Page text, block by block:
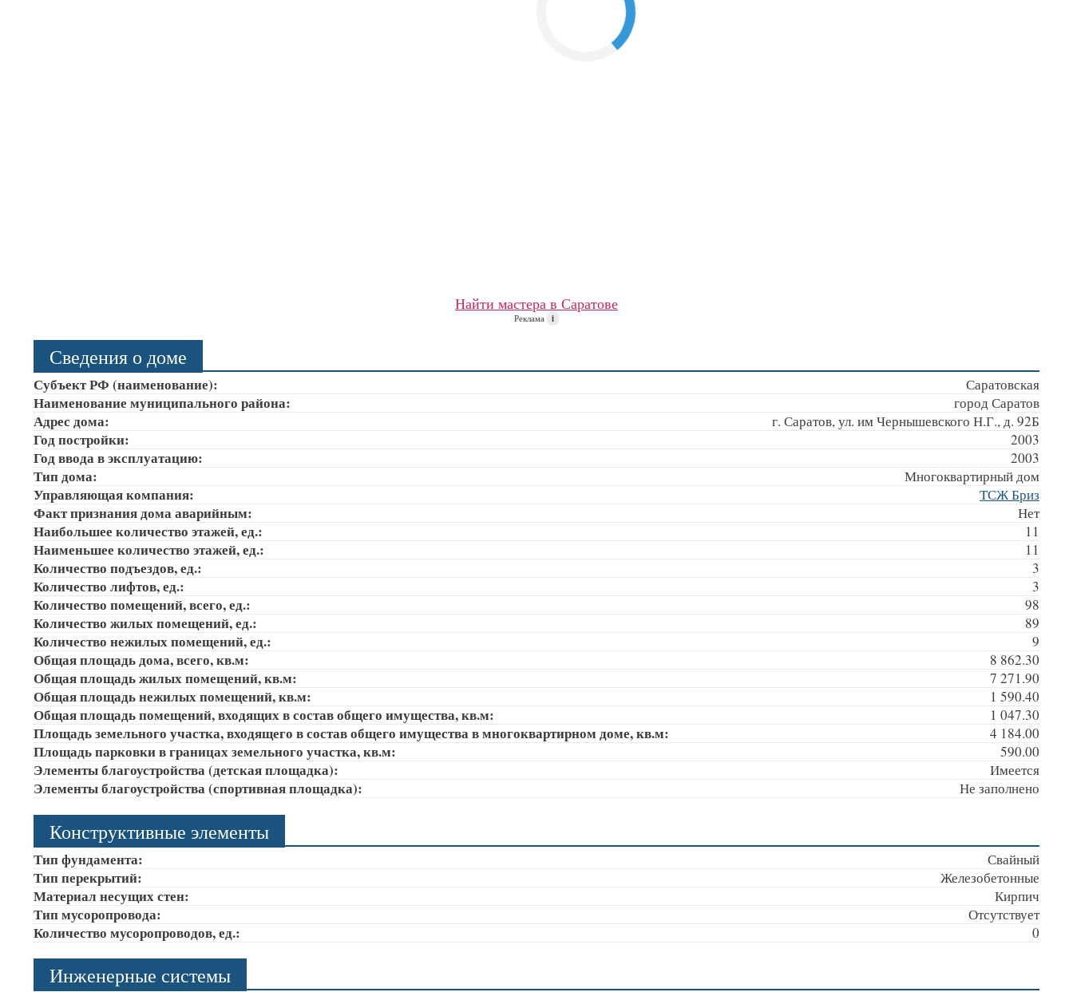
Найти мастера в Саратове
Реклама i
Сведения о доме
Субъект РФ (наименование): Саратовская
Наименование муниципального района: город Саратов
Адрес дома: г. Саратов, ул. им Чернышевского Н.Г., д. 92Б
Год постройки: 2003
Год ввода в эксплуатацию: 2003
Тип дома: Многоквартирный дом
Управляющая компания: ТСЖ Бриз
Факт признания дома аварийным: Нет
Наибольшее количество этажей, ед.: 11
Наименьшее количество этажей, ед.: 11
Количество подъездов, ед.: 3
Количество лифтов, ед.: 3
Количество помещений, всего, ед.: 98
Количество жилых помещений, ед.: 89
Количество нежилых помещений, ед.: 9
Общая площадь дома, всего, кв.м: 8 862.30
Общая площадь жилых помещений, кв.м: 7 271.90
Общая площадь нежилых помещений, кв.м: 1 590.40
Общая площадь помещений, входящих в состав общего имущества, кв.м: 1 047.30
Площадь земельного участка, входящего в состав общего имущества в многоквартирном доме, кв.м: 4 184.00
Площадь парковки в границах земельного участка, кв.м: 590.00
Элементы благоустройства (детская площадка): Имеется
Элементы благоустройства (спортивная площадка): Не заполнено
Конструктивные элементы
Тип фундамента: Свайный
Тип перекрытий: Железобетонные
Материал несущих стен: Кирпич
Тип мусоропровода: Отсутствует
Количество мусоропроводов, ед.: 0
Инженерные системы